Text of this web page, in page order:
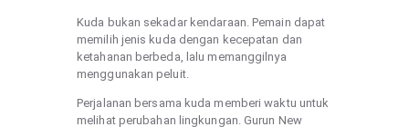
Kuda bukan sekadar kendaraan. Pemain dapat
memilih jenis kuda dengan kecepatan dan
ketahanan berbeda, lalu memanggilnya
menggunakan peluit.
Perjalanan bersama kuda memberi waktu untuk
melihat perubahan lingkungan. Gurun New